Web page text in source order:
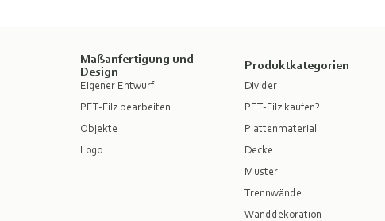
Maßanfertigung und
Design
Eigener Entwurf
PET-Filz bearbeiten
Objekte
Logo
Produktkategorien
Divider
PET-Filz kaufen?
Plattenmaterial
Decke
Muster
Trennwände
Wanddekoration